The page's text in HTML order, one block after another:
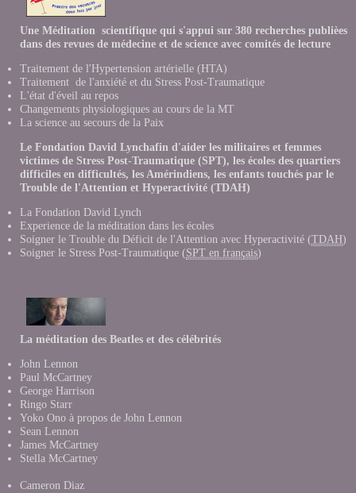
Une Méditation scientifique qui s'appui sur 380 recherches publièes
dans des revues de médecine et de science avec comités de lecture
Traitement de l'Hypertension artérielle (HTA)
Traitement de l'anxiété et du Stress Post-Traumatique
L'état d'éveil au repos
Changements physiologiques au cours de la MT
La science au secours de la Paix
Le Fondation David Lynchafin d'aider les militaires et femmes
victimes de Stress Post-Traumatique (SPT), les écoles des quartiers
difficiles en difficultés, les Amérindiens, les enfants touchés par le
Trouble de l'Attention et Hyperactivité (TDAH)
La Fondation David Lynch
Experience de la méditation dans les écoles
Soigner le Trouble du Déficit de l'Attention avec Hyperactivité (TDAH)
Soigner le Stress Post-Traumatique (SPT en français)
La méditation des Beatles et des célébrités
John Lennon
Paul McCartney
George Harrison
Ringo Starr
Yoko Ono à propos de John Lennon
Sean Lennon
James McCartney
Stella McCartney
Cameron Diaz